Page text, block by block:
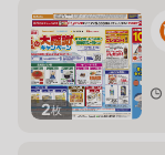
2枚